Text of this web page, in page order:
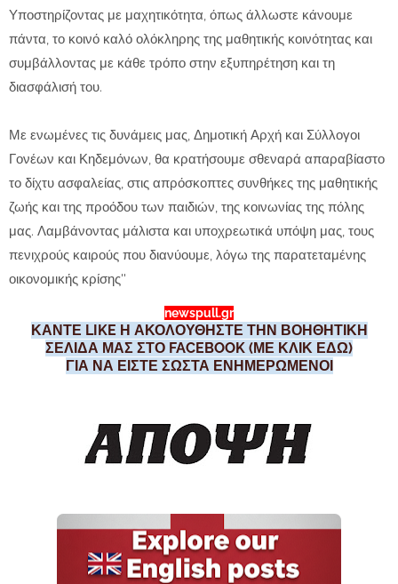
Υποστηρίζοντας με μαχητικότητα, όπως άλλωστε κάνουμε
πάντα, το κοινό καλό ολόκληρης της μαθητικής κοινότητας και
συμβάλλοντας με κάθε τρόπο στην εξυπηρέτηση και τη
διασφάλισή του.
Με ενωμένες τις δυνάμεις μας, Δημοτική Αρχή και Σύλλογοι
Γονέων και Κηδεμόνων, θα κρατήσουμε σθεναρά απαραβίαστο
το δίχτυ ασφαλείας, στις απρόσκοπτες συνθήκες της μαθητικής
ζωής και της προόδου των παιδιών, της κοινωνίας της πόλης
μας. Λαμβάνοντας μάλιστα και υποχρεωτικά υπόψη μας, τους
πενιχρούς καιρούς που διανύουμε, λόγω της παρατεταμένης
οικονομικής κρίσης''
newspull.gr
ΚΑΝΤΕ LIKE Η ΑΚΟΛΟΥΘΗΣΤΕ ΤΗΝ ΒΟΗΘΗΤΙΚΗ
ΣΕΛΙΔΑ ΜΑΣ ΣΤΟ FACEBOOK (ΜΕ ΚΛΙΚ ΕΔΩ)
ΓΙΑ ΝΑ ΕΙΣΤΕ ΣΩΣΤΑ ΕΝΗΜΕΡΩΜΕΝΟΙ